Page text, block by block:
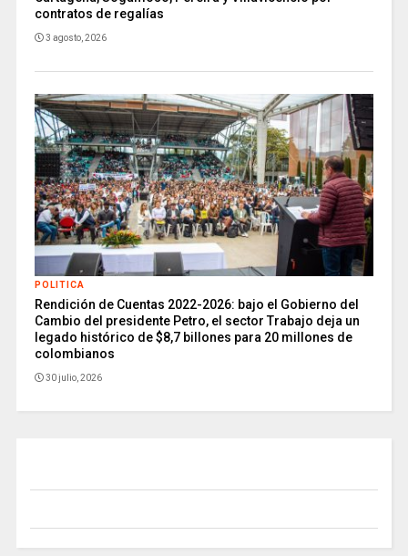
contratos de regalías
3 agosto, 2026
POLITICA
Rendición de Cuentas 2022-2026: bajo el Gobierno del
Cambio del presidente Petro, el sector Trabajo deja un
legado histórico de $8,7 billones para 20 millones de
colombianos
30 julio, 2026